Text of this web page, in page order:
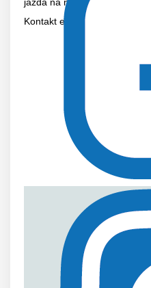
Kontakt e-mail: